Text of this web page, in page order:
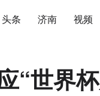
头条 济南 视频
“世界